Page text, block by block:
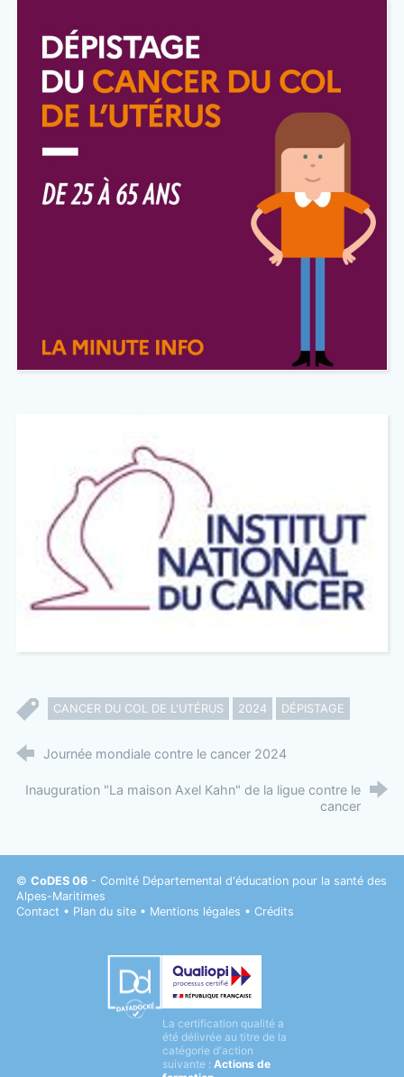
CANCER DU COL DE L'UTÉRUS 2024 DÉPISTAGE
Journée mondiale contre le cancer 2024
Inauguration "La maison Axel Kahn" de la ligue contre le
cancer
© CoDES 06- Comité Départemental d'éducation pour la santé des
Alpes-Maritimes
Contact • Plan du site• Mentions légales • Crédits
Datadock
Qualiopi
La certification qualité a
été délivrée au titre de la
catégorie d'action
suivante : Actions de